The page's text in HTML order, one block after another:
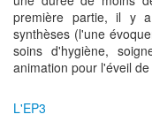
première partie, il y
synthèses (l'une
soins d'hygiène,
animation pour l'éveil
L'EP3